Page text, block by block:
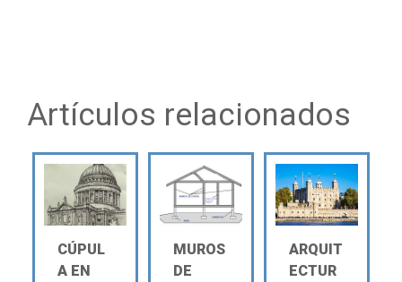
Artículos relacionados
CÚPUL
A EN
MUROS
DE
ARQUIT
ECTUR